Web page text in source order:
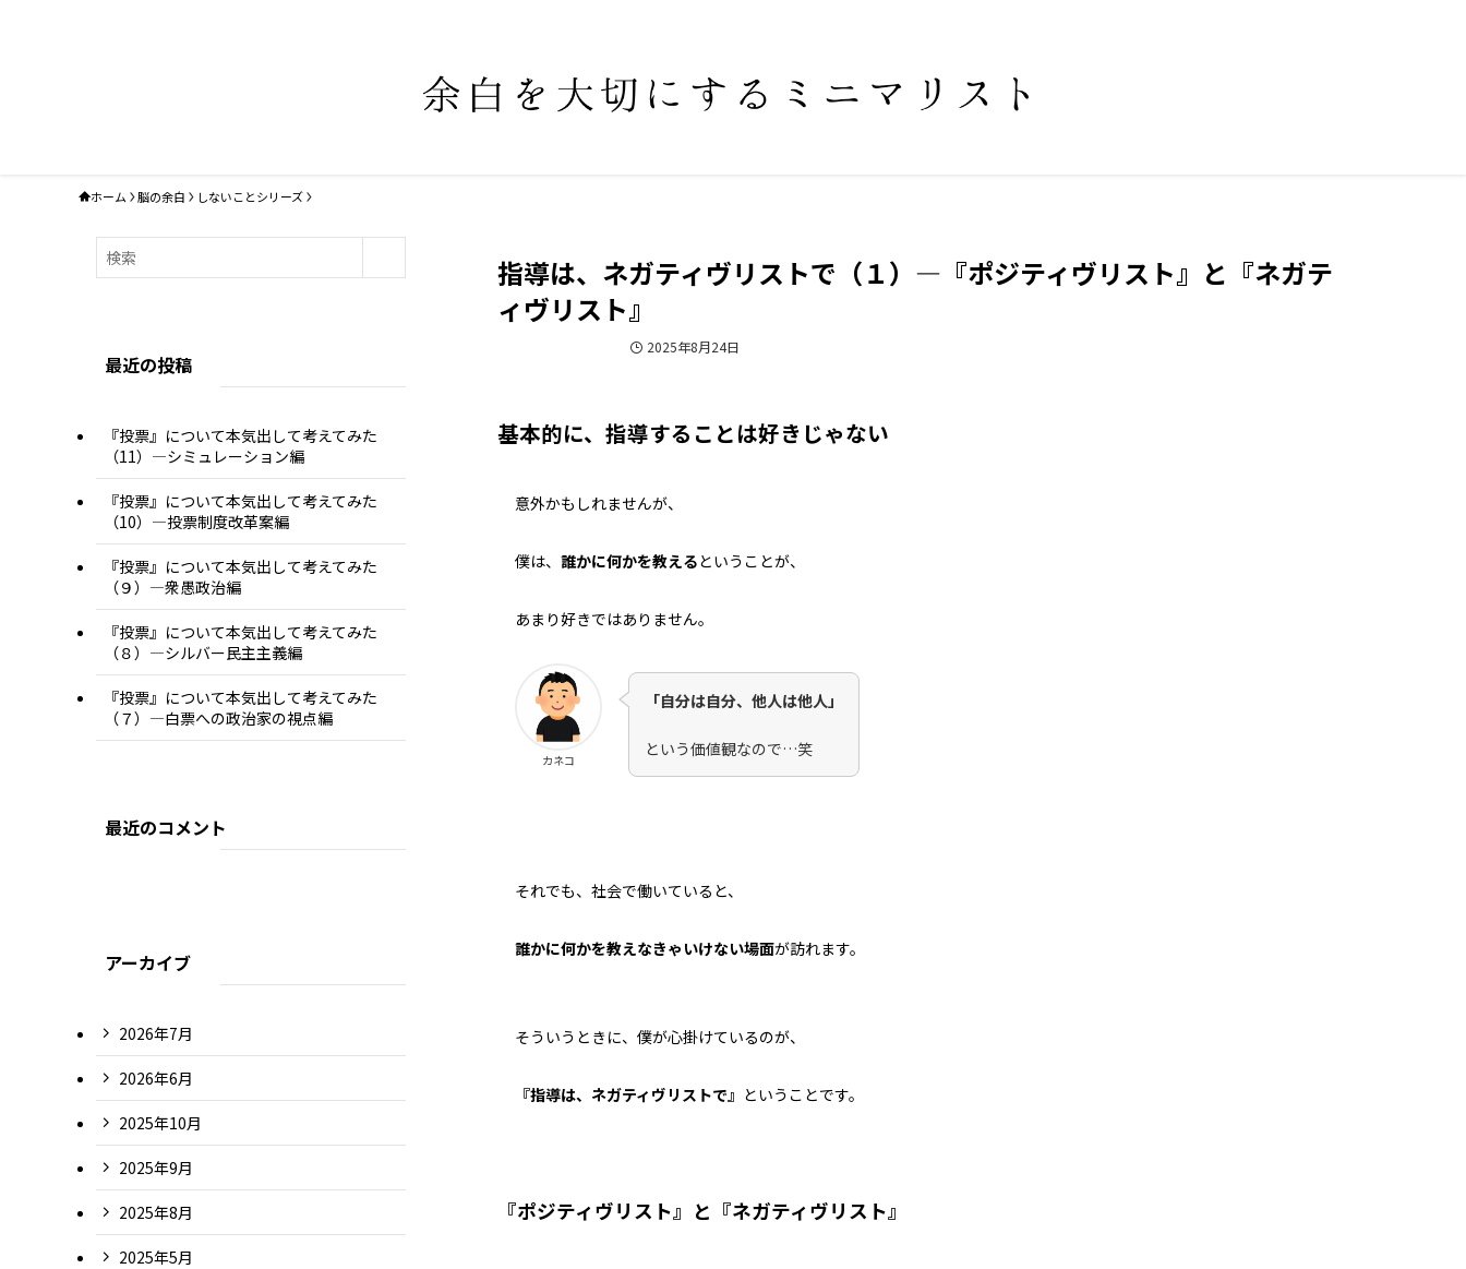
ホーム 脳の余白 しないことシリーズ
指導は、ネガティヴリストで（１）―『ポジティヴリスト』と『ネガテ
ィヴリスト』
2025年8月24日
基本的に、指導することは好きじゃない
意外かもしれませんが、
僕は、 誰かに何かを教えるということが、
あまり好きではありません。
カネコ
「自分は自分、他人は他人」
という価値観なので…笑
それでも、社会で働いていると、
誰かに何かを教えなきゃいけない場面が訪れます。
そういうときに、僕が心掛けているのが、
『指導は、ネガティヴリストで』 ということです。
『ポジティヴリスト』と『ネガティヴリスト』
最近の投稿
『投票』について本気出して考えてみた
（11）―シミュレーション編
『投票』について本気出して考えてみた
（10）―投票制度改革案編
『投票』について本気出して考えてみた
（９）―衆愚政治編
『投票』について本気出して考えてみた
（８）―シルバー民主主義編
『投票』について本気出して考えてみた
（７）―白票への政治家の視点編
最近のコメント
アーカイブ
2026年7月
2026年6月
2025年10月
2025年9月
2025年8月
2025年5月